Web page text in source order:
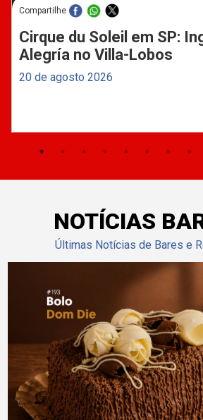
Compartilhe
Cirque du Soleil em SP:
Alegría no Villa-Lobos
20 de agosto 2026
NOTÍCIAS
Últimas Notícias de Bares e